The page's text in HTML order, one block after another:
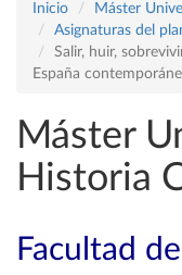
Inicio
Máster
Asignaturas del
Salir, huir,
España
Máster
Historia
Facultad